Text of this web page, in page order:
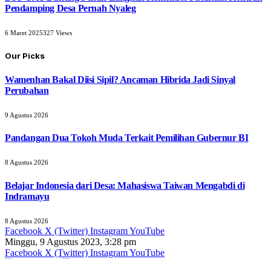
Pendamping Desa Pernah Nyaleg
6 Maret 2025327 Views
Our Picks
Wamenhan Bakal Diisi Sipil? Ancaman Hibrida Jadi Sinyal
Perubahan
9 Agustus 2026
Pandangan Dua Tokoh Muda Terkait Pemilihan Gubernur BI
8 Agustus 2026
Belajar Indonesia dari Desa: Mahasiswa Taiwan Mengabdi di
Indramayu
8 Agustus 2026
Facebook X (Twitter) InstagramYouTube
Minggu, 9 Agustus 2023, 3:28 pm
Facebook X (Twitter) InstagramYouTube